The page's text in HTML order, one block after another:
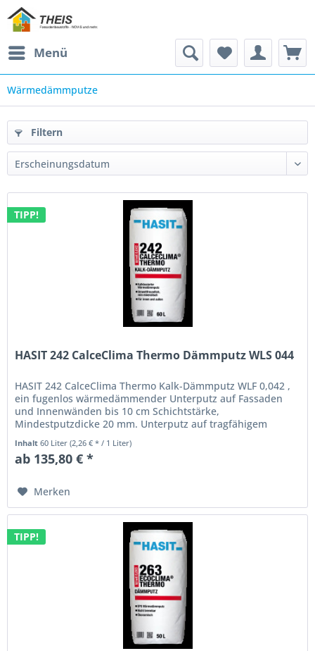
Menü
Wärmedämmputze
Filtern
TIPP!
HASIT 242 CalceClima Thermo Dämmputz WLS 044
HASIT 242 CalceClima Thermo Kalk-Dämmputz WLF 0,042 ,
ein fugenlos wärmedämmender Unterputz auf Fassaden
und Innenwänden bis 10 cm Schichtstärke,
Mindestputzdicke 20 mm. Unterputz auf tragfähigem
Mauerwerk, Altputze und Beton....
Inhalt60 Liter(2,26 € * / 1 Liter)
ab 135,80 € *
Merken
TIPP!